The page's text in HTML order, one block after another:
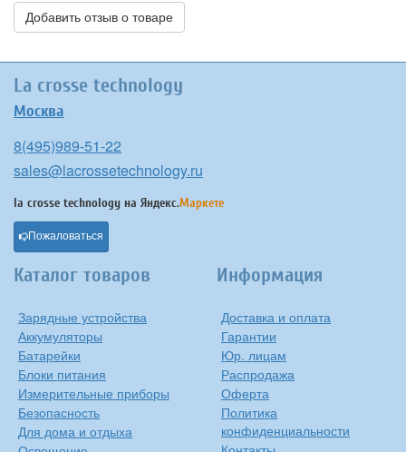
Добавить отзыв о товаре
La crosse technology
Москва
8(495)989-51-22
sales@lacrossetechnology.ru
la crosse technology на Яндекс.Маркете
Пожаловаться
Каталог товаров
Зарядные устройства
Аккумуляторы
Батарейки
Блоки питания
Измерительные приборы
Безопасность
Для дома и отдыха
Информация
Доставка и оплата
Гарантии
Юр. лицам
Распродажа
Оферта
Политика
конфиденциальности